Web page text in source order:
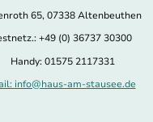
65, 07338 Altenbeuthen
+49 (0) 36737 30300
Handy: 01575 2117331
info@haus-am-stausee.de